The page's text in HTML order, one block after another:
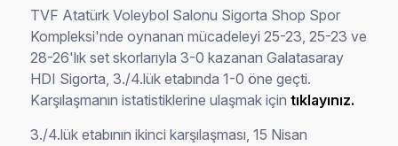
TVF Atatürk Voleybol Salonu Sigorta Shop Spor
Kompleksi'nde oynanan mücadeleyi 25-23, 25-23 ve
28-26'lık set skorlarıyla 3-0 kazanan Galatasaray
HDI Sigorta, 3./4.lük etabında 1-0 öne geçti.
Karşılaşmanın istatistiklerine ulaşmak içintıklayınız.
3./4.lük etabının ikinci karşılaşması, 15 Nisan